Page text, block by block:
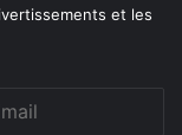
et les